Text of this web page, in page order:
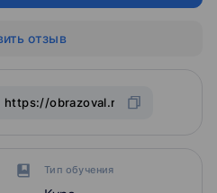
Тип обучения
отзыв